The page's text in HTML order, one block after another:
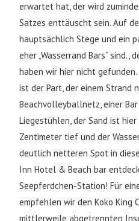
erwartet hat, der wird
Satzes enttäuscht sein. Auf
hauptsächlich Stege und ein
eher „Wasserrand Bars“ sind.,
haben wir hier nicht gefunden.
ist der Part, der einem Strand
Beachvolleyballnetz, einer
Liegestühlen, der Sand ist
Zentimeter tief und der
deutlich netteren Spot in
Inn Hotel & Beach bar
Seepferdchen-Station! Für
empfehlen wir den Koko King
mittlerweile abgetrennten